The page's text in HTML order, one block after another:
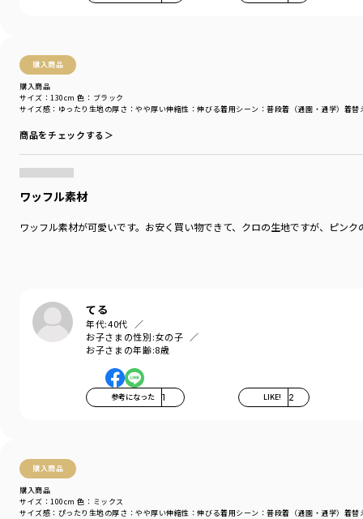
購入商品
購入商品
サイズ感 ：ゆったり 生地の厚さ ：やや厚い伸縮性 ：伸びる着用シーン ：普段着（通園・通学） 着替
サイズ：130cm 色：ブラック
商品をチェックする＞
ワッフル素材
ワッフル素材が可愛いです。お安く買い物できて、クロの生地ですが、ピン
てる
年代:40代
お子さまの性別:女の子
お子さまの年齢:8歳
参考になった 1 LIKE! 2
購入商品
購入商品
サイズ感 ：ぴったり 生地の厚さ ：やや厚い伸縮性 ：伸びる着用シーン ：普段着（通園・通学） 着替
サイズ：100cm 色：ミックス